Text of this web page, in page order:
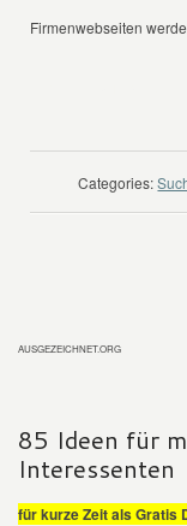
Firmenwebseiten
Categories:
AUSGEZEICHNET.ORG
85 Ideen für
Interessenten
für kurze Zeit als Gratis